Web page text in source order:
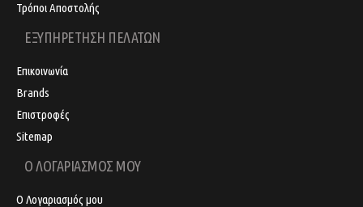
Τρόποι Αποστολής
ΕΞΥΠΗΡΕΤΗΣΗ ΠΕΛΑΤΩΝ
Επικοινωνία
Brands
Επιστροφές
Sitemap
Ο ΛΟΓΑΡΙΑΣΜΟΣ ΜΟΥ
Ο Λογαριασμός μου